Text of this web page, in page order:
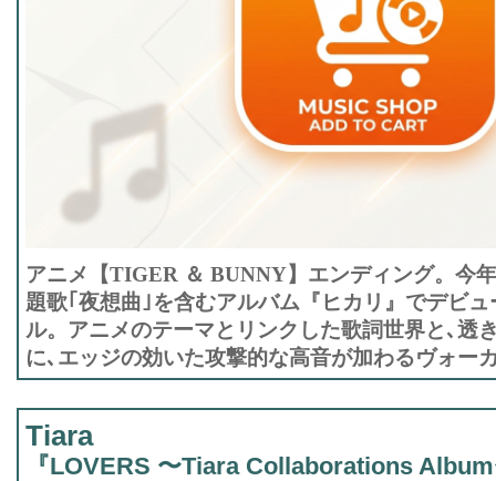
アニメ【TIGER ＆ BUNNY】エンディング。今
題歌｢夜想曲｣を含むアルバム『ヒカリ』でデビ
ル。アニメのテーマとリンクした歌詞世界と､透
に､エッジの効いた攻撃的な高音が加わるヴォー
Tiara
『LOVERS 〜Tiara Collaborations